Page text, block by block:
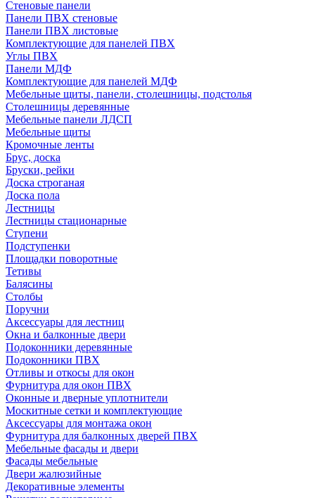
Стеновые панели
Панели ПВХ стеновые
Панели ПВХ листовые
Комплектующие для панелей ПВХ
Углы ПВХ
Панели МДФ
Комплектующие для панелей МДФ
Мебельные щиты, панели, столешницы, подстолья
Столешницы деревянные
Мебельные панели ЛДСП
Мебельные щиты
Кромочные ленты
Брус, доска
Бруски, рейки
Доска строганая
Доска пола
Лестницы
Лестницы стационарные
Ступени
Подступенки
Площадки поворотные
Тетивы
Балясины
Столбы
Поручни
Аксессуары для лестниц
Окна и балконные двери
Подоконники деревянные
Подоконники ПВХ
Отливы и откосы для окон
Фурнитура для окон ПВХ
Оконные и дверные уплотнители
Москитные сетки и комплектующие
Аксессуары для монтажа окон
Фурнитура для балконных дверей ПВХ
Мебельные фасады и двери
Фасады мебельные
Двери жалюзийные
Декоративные элементы